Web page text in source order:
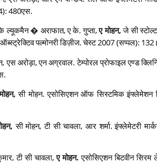
480एस.
ल्‍यूकमैन � अराफात, ए के. गुप्‍ता,ए मोहन,जे सी
पल्‍मोनरी डिज़ीज. चेस्‍ट 2007 (सप्‍पल):
एस अरोड़ा, एन अग्रवाल. टेम्‍पोरल प्रोफाइल एण्‍ड
सी मोहन. एसोसिएशन ऑफ सिस्‍टमिक इंफ्लेमेशन
सी मोहन, टी सी चावला, आर शर्मा. इंफ्लेमेटरी
टी सी चावला,ए मोहन.एसोसिएशन बिटवीन